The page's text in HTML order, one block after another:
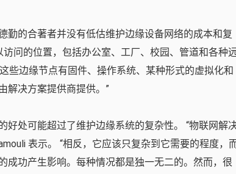
勤的合著者并没有低估维护边缘设备网络的成本和复
问的位置，包括办公室、工厂、校园、管道和各种
些边缘节点有固件、操作系统、某种形式的虚拟化和
解决方案提供商提供。”
处可能超过了维护边缘系统的复杂性。 “物联网解
表示。 “相反，它应该只复杂到它需要的程度，
成功产生影响。每种情况都是独一无二的。然而，很